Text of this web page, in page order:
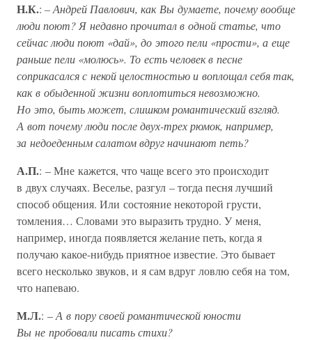
Н.К.: – Андрей Павлович, как Вы думаете, почему вообще
люди поют? Я недавно прочитал в одной статье, что
сейчас люди поют «дай», до этого пели «прости», а еще
раньше пели «молюсь». То есть человек в песне
соприкасался с некой целостностью и воплощал себя так,
как в обыденной жизни воплотиться невозможно.
Но это, быть может, слишком романтический взгляд.
А вот почему люди после двух-трех рюмок, например,
за недоеденным салатом вдруг начинают петь?
А.П.: – Мне кажется, что чаще всего это происходит
в двух случаях. Веселье, разгул – тогда песня лучший
способ общения. Или состояние некоторой грусти,
томления… Словами это выразить трудно. У меня,
например, иногда появляется желание петь, когда я
получаю какое-нибудь приятное известие. Это бывает
всего несколько звуков, и я сам вдруг ловлю себя на том,
что напеваю.
М.Л.: –А в пору своей романтической юности
Вы не пробовали писать стихи?